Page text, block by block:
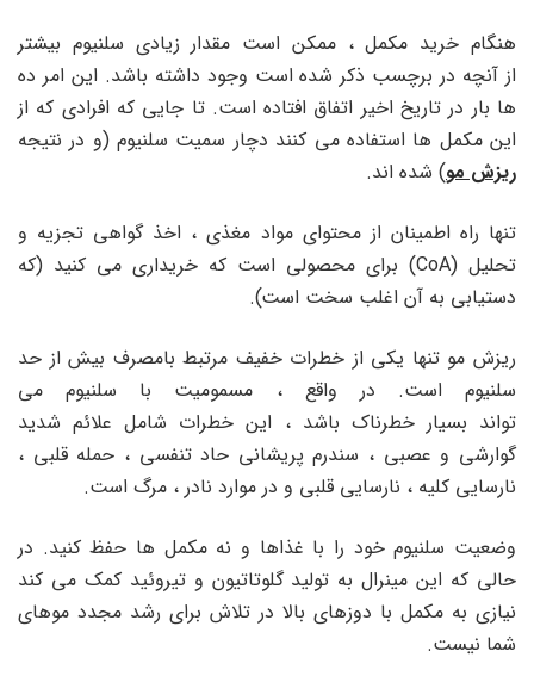
هنگام خرید مکمل ، ممکن است مقدار زیادی سلنیوم بیشتر
از آنچه در برچسب ذکر شده است وجود داشته باشد. این امر ده
ها بار در تاریخ اخیر اتفاق افتاده است. تا جایی که افرادی که از
این مکمل ها استفاده می کنند دچار سمیت سلنیوم (و در نتیجه
ریزش مو) شده اند.
تنها راه اطمینان از محتوای مواد مغذی ، اخذ گواهی تجزیه و
تحلیل (CoA) برای محصولی است که خریداری می کنید (که
دستیابی به آن اغلب سخت است).
ریزش مو تنها یکی از خطرات خفیف مرتبط بامصرف بیش از حد
سلنیوم است. در واقع ، مسمومیت با سلنیوم می
تواند بسیار خطرناک باشد ، این خطرات شامل علائم شدید
گوارشی و عصبی ، سندرم پریشانی حاد تنفسی ، حمله قلبی ،
نارسایی کلیه ، نارسایی قلبی و در موارد نادر ، مرگ است.
وضعیت سلنیوم خود را با غذاها و نه مکمل ها حفظ کنید. در
حالی که این مینرال به تولید گلوتاتیون و تیروئید کمک می کند
نیازی به مکمل با دوزهای بالا در تلاش برای رشد مجدد موهای
شما نیست.